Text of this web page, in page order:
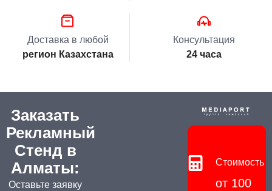
Доставка в любой
регион Казахстана
Консультация
24 часа
Заказать
Рекламный
Стенд в
Алматы:
Оставьте заявку
Стоимость
от 100